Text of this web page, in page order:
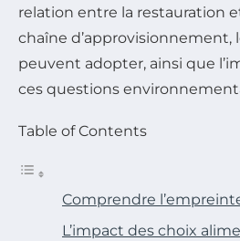
relation entre la restauration
chaîne d’approvisionnement,
peuvent adopter, ainsi que
ces questions
Table of Contents
Comprendre
L’impact des choix